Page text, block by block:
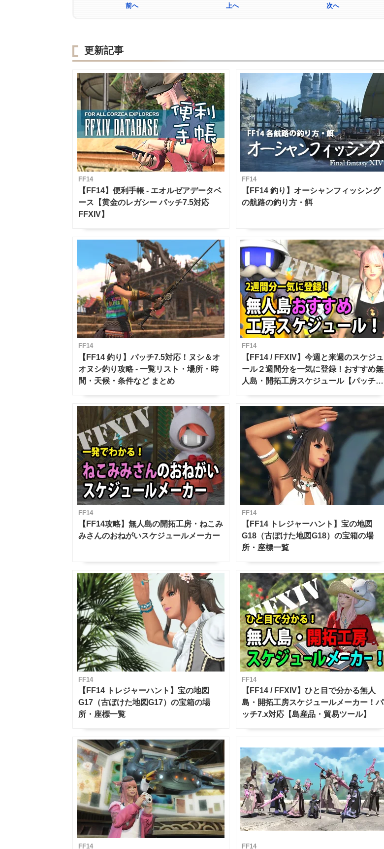
前へ 上へ 次へ
更新記事
FF14
【FF14】便利手帳 - エオルゼアデータベ
ース【黄金のレガシー パッチ7.5対応
FFXIV】
FF14
【FF14 釣り】オーシャンフィッシング
の航路の釣り方・餌
FF14
【FF14 釣り】パッチ7.5対応！ヌシ＆オ
オヌシ釣り攻略 - 一覧リスト・場所・時
間・天候・条件など まとめ
FF14
【FF14 / FFXIV】今週と来週のスケジュ
ール２週間分を一気に登録！おすすめ無
人島・開拓工房スケジュール【パッチ7.x
FF14
【FF14攻略】無人島の開拓工房・ねこみ
みさんのおねがいスケジュールメーカー
FF14
【FF14 トレジャーハント】宝の地図
G18（古ぼけた地図G18）の宝箱の場
所・座標一覧
FF14
【FF14 トレジャーハント】宝の地図
G17（古ぼけた地図G17）の宝箱の場
所・座標一覧
FF14
【FF14 / FFXIV】ひと目で分かる無人
島・開拓工房スケジュールメーカー！パ
ッチ7.x対応【島産品・貿易ツール】
FF14 FF14